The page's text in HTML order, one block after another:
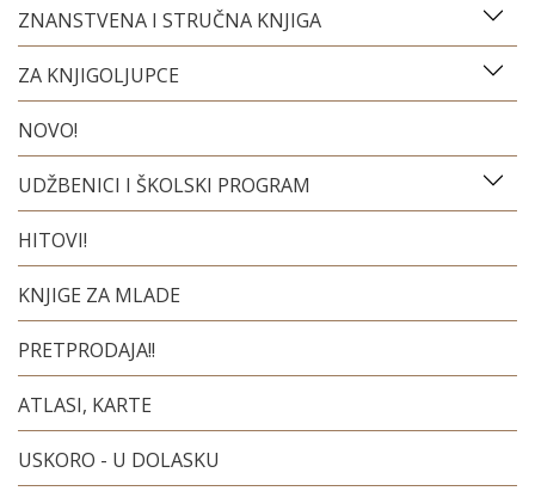
ZNANSTVENA I STRUČNA KNJIGA
ZA KNJIGOLJUPCE
NOVO!
UDŽBENICI I ŠKOLSKI PROGRAM
HITOVI!
KNJIGE ZA MLADE
PRETPRODAJA!!
ATLASI, KARTE
USKORO - U DOLASKU